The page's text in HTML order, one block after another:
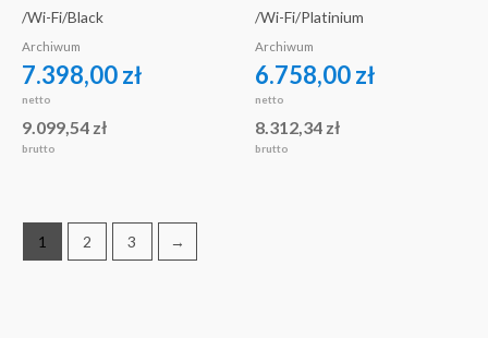
/Wi-Fi/Black
Archiwum
7.398,00zł
netto
9.099,54 zł
brutto
/Wi-Fi/Platinium
Archiwum
6.758,00zł
netto
8.312,34 zł
brutto
1 2 3 →